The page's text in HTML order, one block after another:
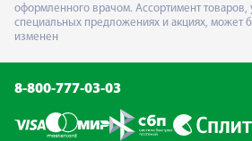
оформленного врачом. Ассортимент товаров,
специальных предложениях и акциях, может
изменен
8-800-777-03-03